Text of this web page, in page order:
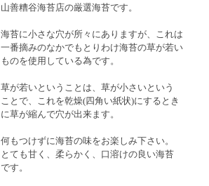
山善糟谷海苔店の厳選海苔です。
海苔に小さな穴が所々にありますが、これは
一番摘みのなかでもとりわけ海苔の草が若い
ものを使用している為です。
草が若いということは、草が小さいという
ことで、これを乾燥(四角い紙状)にするとき
に草が縮んで穴が出来ます。
何もつけずに海苔の味をお楽しみ下さい。
とても甘く、柔らかく、口溶けの良い海苔
です。